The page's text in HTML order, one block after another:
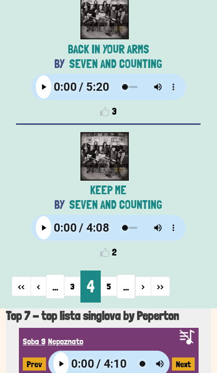
BACK IN YOUR ARMS
SEVEN AND COUNTING
3
KEEP ME
SEVEN AND COUNTING
2
‹‹ First page
‹ Previous page
… 3 4 5 … › Next page
››
Top 7 - top lista singlova by Peperton
Soba 9 Nepoznato
Prev Next